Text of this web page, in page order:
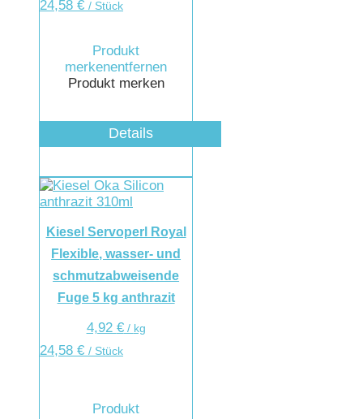
24,58 € / Stück
Produkt
merkenentfernen
Produkt merken
Details
Kiesel Servoperl Royal
Flexible, wasser- und
schmutzabweisende
Fuge 5 kg anthrazit
4,92 €/ kg
24,58 € / Stück
Produkt